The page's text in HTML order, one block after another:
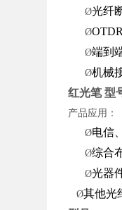
Ø光纤
Ø
Ø端到
Ø机械
红光笔 型
产品应用：
Ø电信
Ø综合
Ø光器
Ø其他光